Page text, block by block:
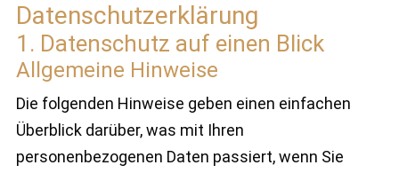
Datenschutz­erklärung
1. Datenschutz auf einen Blick
Allgemeine Hinweise
Die folgenden Hinweise geben einen einfachen
Überblick darüber, was mit Ihren
personenbezogenen Daten passiert, wenn Sie